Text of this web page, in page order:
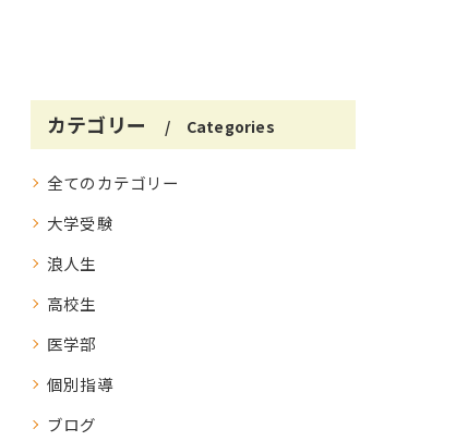
カテゴリー Categories
全てのカテゴリー
大学受験
浪人生
高校生
医学部
個別指導
ブログ